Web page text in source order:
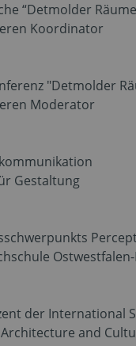
“Detmolder
Koordinator
"Detmolder
Moderator
Gestaltung
der International
and